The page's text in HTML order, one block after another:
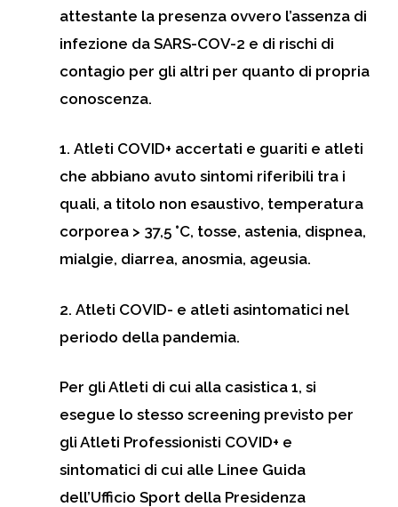
attestante la presenza ovvero l’assenza di
infezione da SARS-COV-2 e di rischi di
contagio per gli altri per quanto di propria
conoscenza.
1. Atleti COVID+ accertati e guariti e atleti
che abbiano avuto sintomi riferibili tra i
quali, a titolo non esaustivo, temperatura
corporea > 37,5 °C, tosse, astenia, dispnea,
mialgie, diarrea, anosmia, ageusia.
2. Atleti COVID- e atleti asintomatici nel
periodo della pandemia.
Per gli Atleti di cui alla casistica 1, si
esegue lo stesso screening previsto per
gli Atleti Professionisti COVID+ e
sintomatici di cui alle Linee Guida
dell’Ufficio Sport della Presidenza